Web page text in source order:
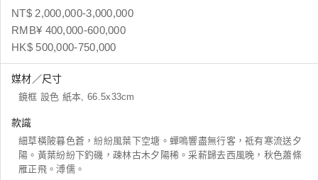
NT$ 2,000,000-3,000,000
RMB¥ 400,000-600,000
HK$ 500,000-750,000
媒材／尺寸
鏡框 設色 紙本, 66.5x33cm
款識
細草橫陂暮色蒼，紛紛風葉下空塘。蟬鳴響盡無行客，祗有寒流送夕
陽。黃葉紛紛下釣磯，疎林古木夕陽稀。采薪歸去西風晚，秋色蕭條
雁正飛。溥儒。